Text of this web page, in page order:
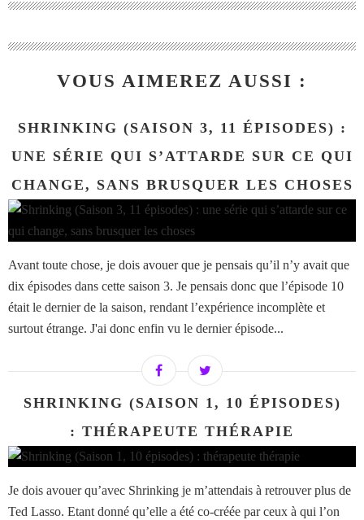
VOUS AIMEREZ AUSSI :
SHRINKING (SAISON 3, 11 ÉPISODES) :
UNE SÉRIE QUI S’ATTARDE SUR CE QUI
CHANGE, SANS BRUSQUER LES CHOSES
Avant toute chose, je dois avouer que je pensais qu’il n’y avait que
dix épisodes dans cette saison 3. Je pensais donc que l’épisode 10
était le dernier de la saison, rendant l’expérience incomplète et
surtout étrange. J'ai donc enfin vu le dernier épisode...
SHRINKING (SAISON 1, 10 ÉPISODES)
: THÉRAPEUTE THÉRAPIE
Je dois avouer qu’avec Shrinking je m’attendais à retrouver plus de
Ted Lasso. Etant donné qu’elle a été co-créée par ceux à qui l’on